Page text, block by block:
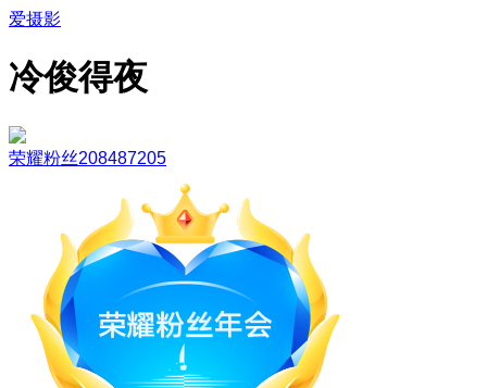
爱摄影
冷俊得夜
荣耀粉丝208487205